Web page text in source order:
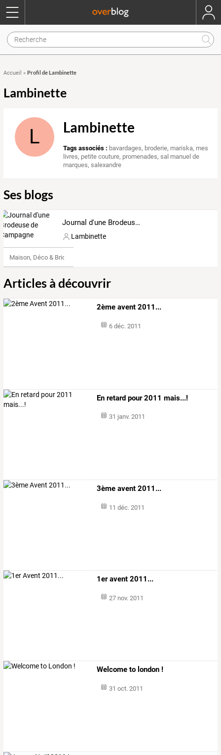
Accueil » Profil de Lambinette
Lambinette
L Lambinette
Tags associés : bavardages, broderie, mariska, mes
livres, petite couture, promenades,sal manuel de
marques,salexandre
Ses blogs
Journal d'une Brodeuse de Campagne
Lambinette
Maison, Déco & Bricolage
Articles à découvrir
2ème avent 2011...
6 déc. 2011
En retard pour 2011 mais...!
31 janv. 2011
3ème avent 2011...
11 déc. 2011
1er avent 2011...
27 nov. 2011
Welcome to london !
31 oct. 2011